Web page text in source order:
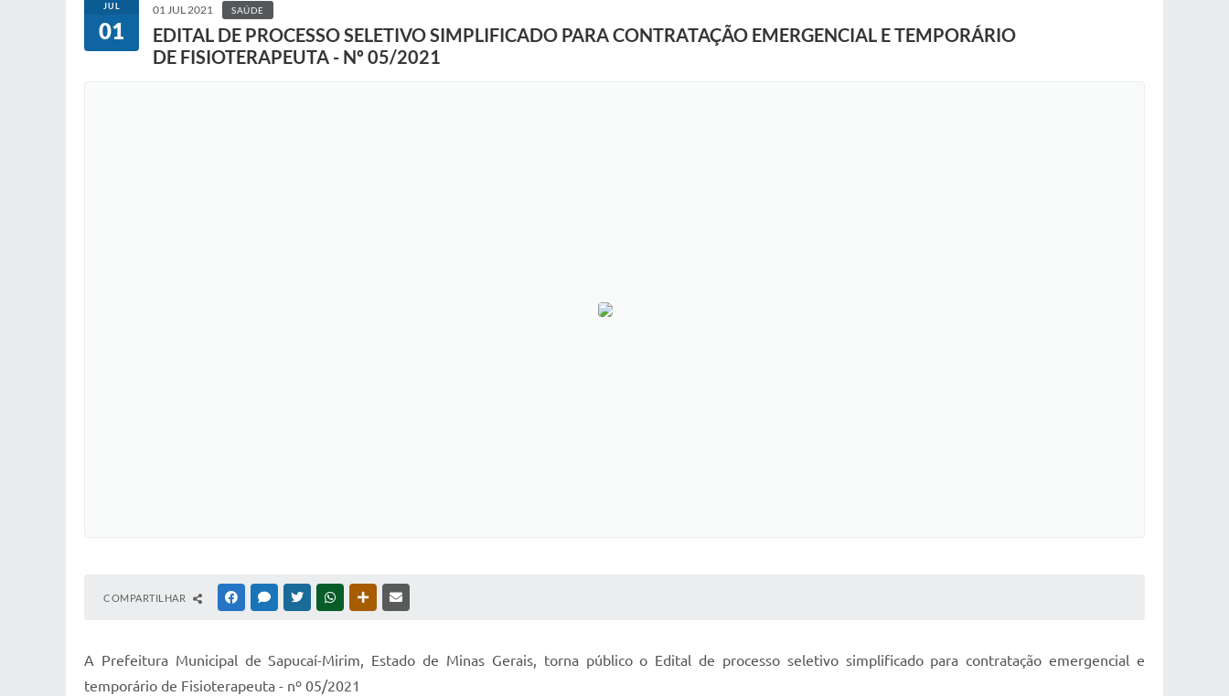
JUL
01
01 JUL 2021 SAÚDE
EDITAL DE PROCESSO SELETIVO SIMPLIFICADO PARA CONTRATAÇÃO EMERGENCIAL E TEMPORÁRIO
DE FISIOTERAPEUTA - Nº 05/2021
COMPARTILHAR FACEBOOKMESSENGER
TWITTERWHATSAPPOUTRAS MÍDIAS
A Prefeitura Municipal de Sapucaí-Mirim, Estado de Minas Gerais, torna público o Edital de processo seletivo simplificado para contratação emergencial e
temporário de Fisioterapeuta - nº 05/2021